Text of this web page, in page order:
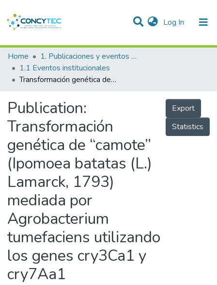
Log In (current)
Communities & Collections
Research Outputs
People
Statistics
Home
1. Publicaciones y eventos institucionales
1.1 Eventos institucionales
Transformación genética de “camote” (Ipomoea batatas (L.) Lamarck, 1793) mediada por Agrobacterium tumefaciens utilizando los genes cry3Ca1 y cry7Aa1
Publication:
Transformación
genética de “camote”
(Ipomoea batatas (L.)
Lamarck, 1793)
mediada por
Agrobacterium
tumefaciens utilizando
los genes cry3Ca1 y
cry7Aa1
Export
Statistics